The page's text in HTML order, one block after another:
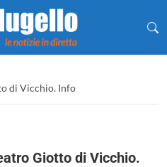
di Vicchio. Info
Giotto di Vicchio.